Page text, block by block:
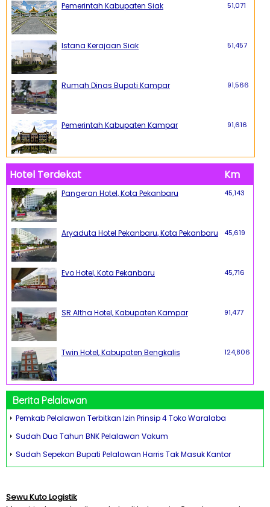
Pemerintah Kabupaten Siak 51,071
Istana Kerajaan Siak 51,457
Rumah Dinas Bupati Kampar 91,566
Pemerintah Kabupaten Kampar 91,616
Hotel Terdekat Km
Pangeran Hotel, Kota Pekanbaru 45,143
Aryaduta Hotel Pekanbaru, Kota Pekanbaru 45,619
Evo Hotel, Kota Pekanbaru 45,716
SR Altha Hotel, Kabupaten Kampar 91,477
Twin Hotel, Kabupaten Bengkalis 124,806
Berita Pelalawan
Pemkab Pelalawan Terbitkan Izin Prinsip 4 Toko Waralaba
Sudah Dua Tahun BNK Pelalawan Vakum
Sudah Sepekan Bupati Pelalawan Harris Tak Masuk Kantor
Sewu Kuto Logistik